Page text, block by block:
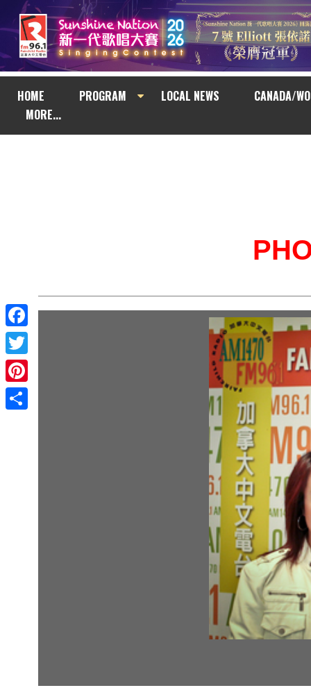
HOME PROGRAM LOCAL NEWS
CANADA/
MORE...
Facebook
Twitter
Pinterest